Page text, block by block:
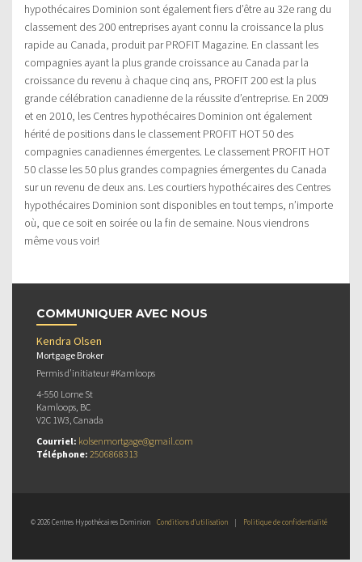
hypothécaires Dominion sont également fiers d’être au 32e rang du
classement des 200 entreprises ayant connu la croissance la plus
rapide au Canada, produit par PROFIT Magazine. En classant les
compagnies ayant la plus grande croissance au Canada par la
croissance du revenu à chaque cinq ans, PROFIT 200 est la plus
grande célébration canadienne de la réussite d’entreprise. En 2009
et en 2010, les Centres hypothécaires Dominion ont également
hérité de positions dans le classement PROFIT HOT 50 des
compagnies canadiennes émergentes. Le classement PROFIT HOT
50 classe les 50 plus grandes compagnies émergentes du Canada
sur un revenu de deux ans. Les courtiers hypothécaires des Centres
hypothécaires Dominion sont disponibles en tout temps, n’importe
où, que ce soit en soirée ou la fin de semaine. Nous viendrons
même vous voir!
COMMUNIQUER AVEC NOUS
Kendra Olsen
Mortgage Broker
Permis d’initiateur #Kamloops
4-550 Lorne St
Kamloops, BC
V2C 1W3, Canada
Courriel: kolsenmortgage@gmail.com
Téléphone: 2506868313
© 2026 Centres Hypothécaires Dominion Conditions d’utilisation | Politique de confidentialité